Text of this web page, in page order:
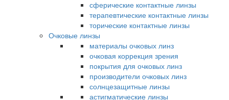
сферические контактные линзы
терапевтические контактные линзы
торические контактные линзы
Очковые линзы
материалы очковых линз
очковая коррекция зрения
покрытия для очковых линз
производители очковых линз
солнцезащитные линзы
астигматические линзы